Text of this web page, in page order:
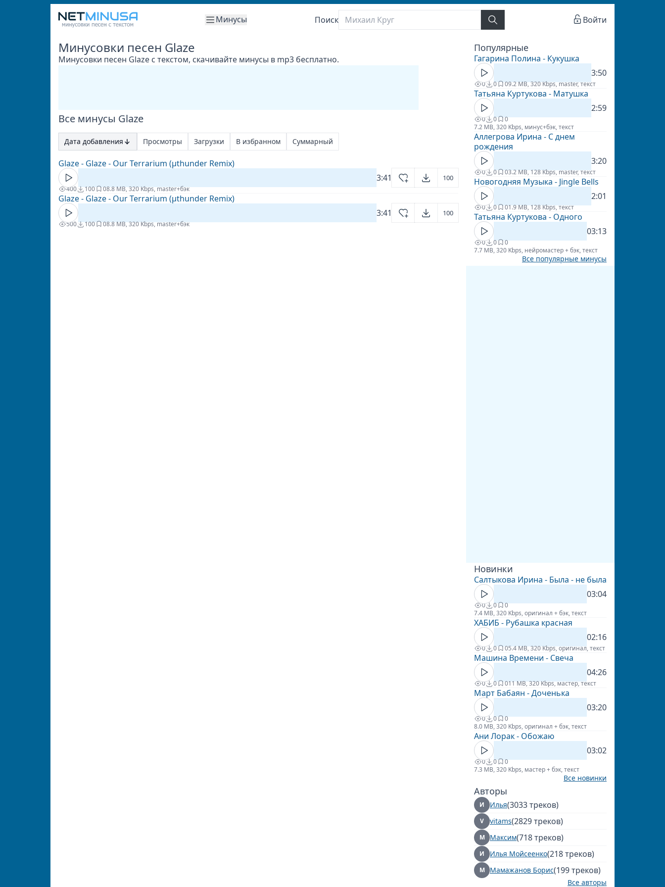
Минусы Поиск Войти
Минусовки песен Glaze
Минусовки песен Glaze с текстом, скачивайте минусы в mp3 бесплатно.
Все минусы Glaze
Дата добавления Просмотры Загрузки В избранном Суммарный
Glaze - Glaze - Our Terrarium (µthunder Remix)
3:41
100
400 100 08.8 MB, 320 Kbps, master+бэк
Glaze - Glaze - Our Terrarium (µthunder Remix)
3:41
100
500 100 08.8 MB, 320 Kbps, master+бэк
Популярные
Гагарина Полина - Кукушка
3:50
0 0 09.2 MB, 320 Kbps, master, текст
Татьяна Куртукова - Матушка
2:59
0 0
0
7.2 MB, 320 Kbps, минус+бэк, текст
Аллегрова Ирина - С днем
рождения
3:20
0 0 03.2 MB, 128 Kbps, master, текст
Новогодняя Музыка - Jingle Bells
2:01
0 0 01.9 MB, 128 Kbps, текст
Татьяна Куртукова - Одного
03:13
0 0
0
7.7 MB, 320 Kbps, нейромастер + бэк, текст
Все популярные минусы
Новинки
Салтыкова Ирина - Была - не была
03:04
0 0
0
7.4 MB, 320 Kbps, оригинал + бэк, текст
ХАБИБ - Рубашка красная
02:16
0 0 05.4 MB, 320 Kbps, оригинал, текст
Машина Времени - Свеча
04:26
0 0 011 MB, 320 Kbps, мастер, текст
Март Бабаян - Доченька
03:20
0 0
0
8.0 MB, 320 Kbps, оригинал + бэк, текст
Ани Лорак - Обожаю
03:02
0 0
0
7.3 MB, 320 Kbps, мастер + бэк, текст
Все новинки
Авторы
И Илья(3033 треков)
V vitams(2829 треков)
М Максим(718 треков)
И Илья Мойсеенко(218 треков)
М Мамажанов Борис(199 треков)
Все авторы